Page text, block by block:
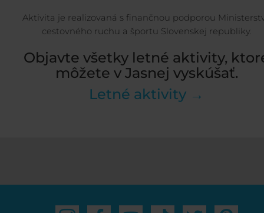
Aktivita je realizovaná s finančnou podporou
cestovného ruchu a športu Slovenskej republiky.
Objavte všetky letné aktivity,
môžete v Jasnej vyskúšať.
Letné aktivity →